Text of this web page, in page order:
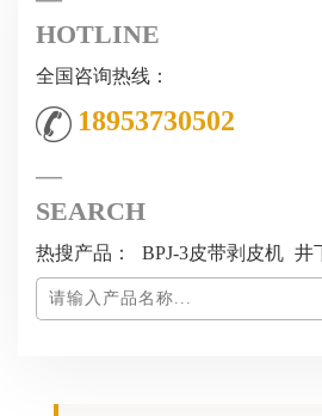
HOTLINE
全国咨询热线：
18953730502
SEARCH
热搜产品： BPJ-3皮带剥皮机 井